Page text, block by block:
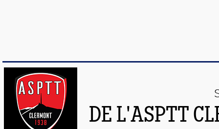
DE L'ASPTT